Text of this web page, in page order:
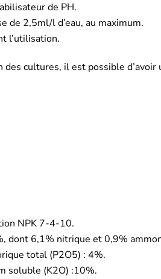
de PH.
de 2,5ml/l d’eau, au maximum.
l’utilisation.
des cultures, il est possible d’avoir
NPK 7-4-10.
dont 6,1% nitrique et 0,9%
total (P2O5) : 4%.
soluble (K2O) :10%.